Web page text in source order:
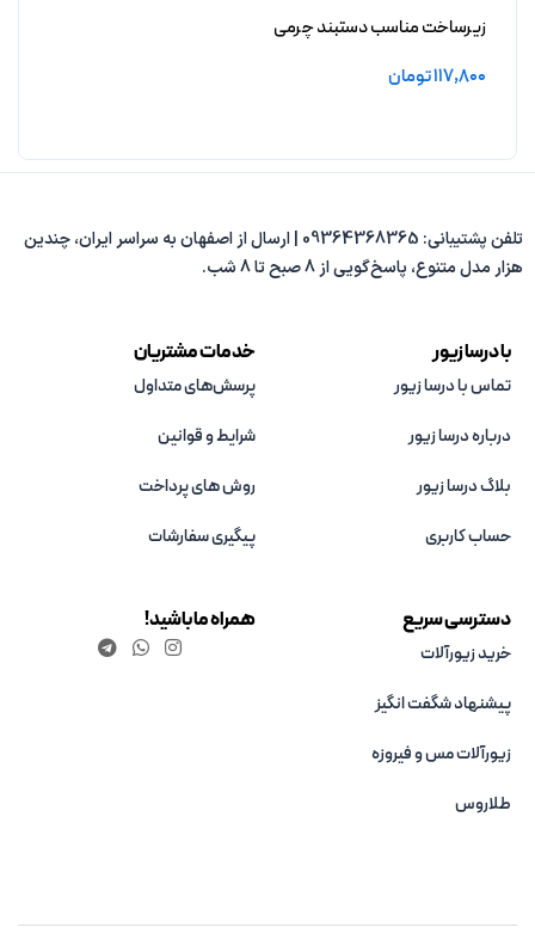
زیرساخت مناسب دستبند چرمی
117,800تومان
تلفن پشتیبانی: 09364368365 | ارسال از اصفهان به سراسر ایران، چندین
هزار مدل متنوع، پاسخ‌گویی از 8 صبح تا 8 شب.
با درسا زیور
تماس با درسا زیور
درباره درسا زیور
بلاگ درسا زیور
حساب کاربری
خدمات مشتریان
پرسش‌های متداول
شرایط و قوانین
روش های پرداخت
پیگیری سفارشات
دسترسی سریع
خرید زیورآلات
پیشنهاد شگفت انگیز
زیورآلات مس و فیروزه‌
طلاروس
همراه ما باشید!